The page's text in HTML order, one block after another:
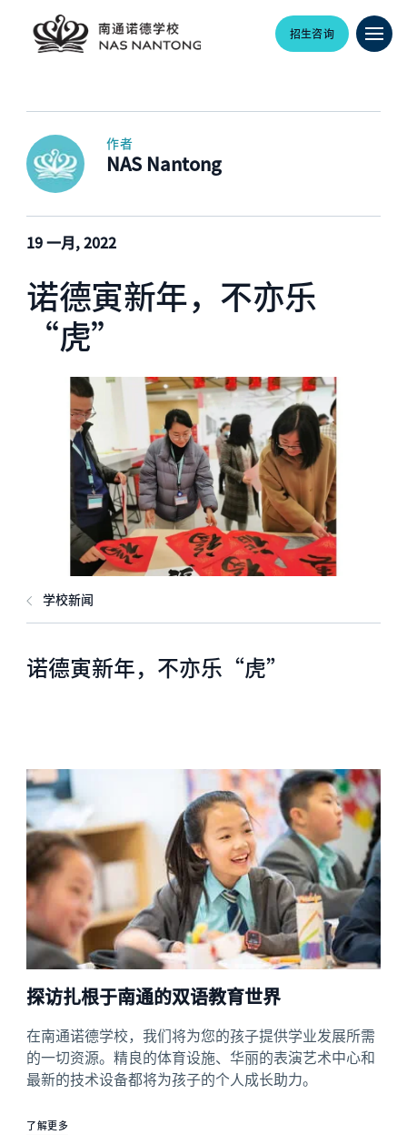
招生咨询
作者
NAS Nantong
19 一月, 2022
诺德寅新年，不亦乐
“虎”
学校新闻
诺德寅新年，不亦乐“虎”
探访扎根于南通的双语教育世界
在南通诺德学校，我们将为您的孩子提供学业发展所需
的一切资源。精良的体育设施、华丽的表演艺术中心和
最新的技术设备都将为孩子的个人成长助力。
了解更多